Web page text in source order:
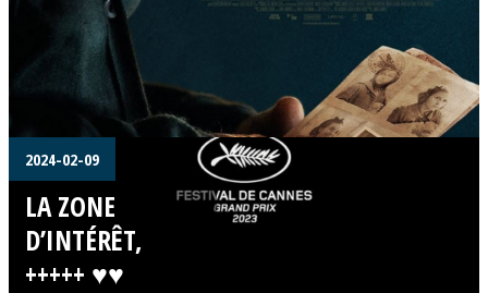
2024-02-09
LA ZONE
D’INTÉRÊT,
+++++ ♥♥